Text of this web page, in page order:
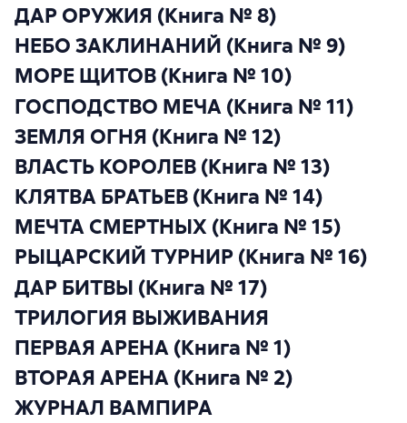
ДАР ОРУЖИЯ (Книга № 8)
НЕБО ЗАКЛИНАНИЙ (Книга № 9)
МОРЕ ЩИТОВ (Книга № 10)
ГОСПОДСТВО МЕЧА (Книга № 11)
ЗЕМЛЯ ОГНЯ (Книга № 12)
ВЛАСТЬ КОРОЛЕВ (Книга № 13)
КЛЯТВА БРАТЬЕВ (Книга № 14)
МЕЧТА СМЕРТНЫХ (Книга № 15)
РЫЦАРСКИЙ ТУРНИР (Книга № 16)
ДАР БИТВЫ (Книга № 17)
ТРИЛОГИЯ ВЫЖИВАНИЯ
ПЕРВАЯ АРЕНА (Книга № 1)
ВТОРАЯ АРЕНА (Книга № 2)
ЖУРНАЛ ВАМПИРА